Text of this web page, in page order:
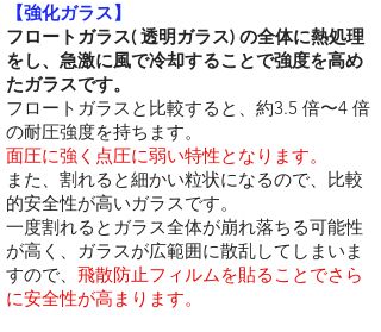
【強化ガラス】
フロートガラス( 透明ガラス) の全体に熱処理
をし、急激に風で冷却することで強度を高め
たガラスです。
フロートガラスと比較すると、約3.5 倍〜4 倍
の耐圧強度を持ちます。
面圧に強く点圧に弱い特性となります。
また、割れると細かい粒状になるので、比較
的安全性が高いガラスです。
一度割れるとガラス全体が崩れ落ちる可能性
が高く、ガラスが広範囲に散乱してしまいま
すので、 飛散防止フィルムを貼ることでさら
に安全性が高まります。